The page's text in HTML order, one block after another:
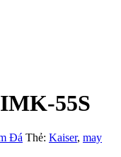
55S
Đá Thẻ: Kaiser, may